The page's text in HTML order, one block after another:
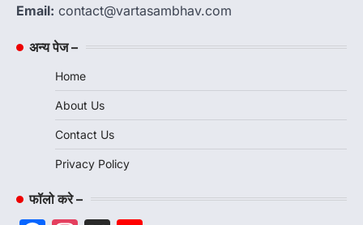
Email: contact@vartasambhav.com
अन्य पेज –
Home
About Us
Contact Us
Privacy Policy
फॉलो करे –